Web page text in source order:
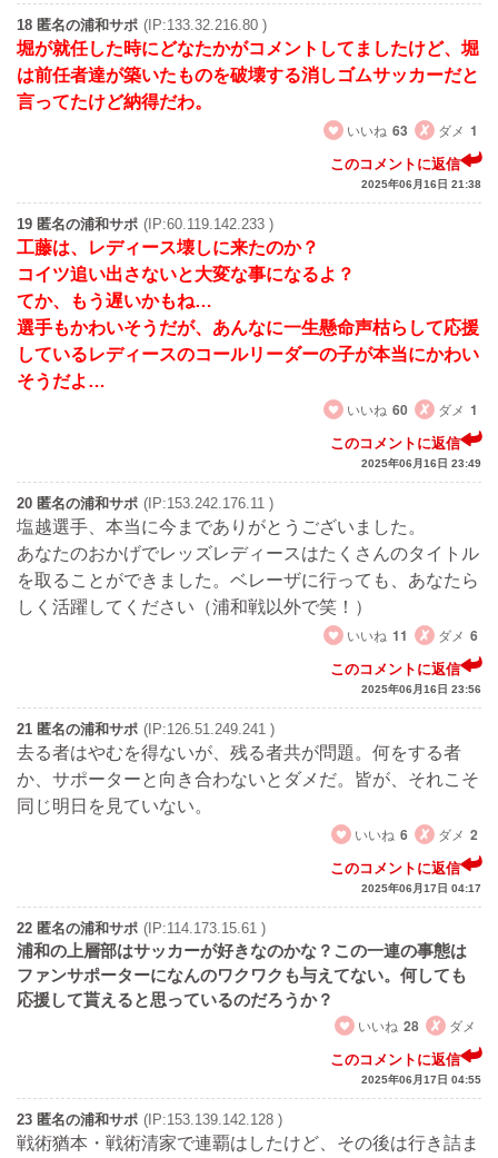
18 匿名の浦和サポ (IP:133.32.216.80 )
堀が就任した時にどなたかがコメントしてましたけど、堀
は前任者達が築いたものを破壊する消しゴムサッカーだと
言ってたけど納得だわ。
いいね 63 ダメ 1
このコメントに返信
2025年06月16日 21:38
19 匿名の浦和サポ (IP:60.119.142.233 )
工藤は、レディース壊しに来たのか？
コイツ追い出さないと大変な事になるよ？
てか、もう遅いかもね…
選手もかわいそうだが、あんなに一生懸命声枯らして応援
しているレディースのコールリーダーの子が本当にかわい
そうだよ…
いいね 60 ダメ 1
このコメントに返信
2025年06月16日 23:49
20 匿名の浦和サポ (IP:153.242.176.11 )
塩越選手、本当に今までありがとうございました。
あなたのおかげでレッズレディースはたくさんのタイトル
を取ることができました。ベレーザに行っても、あなたら
しく活躍してください（浦和戦以外で笑！）
いいね 11 ダメ 6
このコメントに返信
2025年06月16日 23:56
21 匿名の浦和サポ (IP:126.51.249.241 )
去る者はやむを得ないが、残る者共が問題。何をする者
か、サポーターと向き合わないとダメだ。皆が、それこそ
同じ明日を見ていない。
いいね 6 ダメ 2
このコメントに返信
2025年06月17日 04:17
22 匿名の浦和サポ (IP:114.173.15.61 )
浦和の上層部はサッカーが好きなのかな？この一連の事態は
ファンサポーターになんのワクワクも与えてない。何しても
応援して貰えると思っているのだろうか？
いいね 28 ダメ
このコメントに返信
2025年06月17日 04:55
23 匿名の浦和サポ (IP:153.139.142.128 )
戦術猶本・戦術清家で連覇はしたけど、その後は行き詰ま